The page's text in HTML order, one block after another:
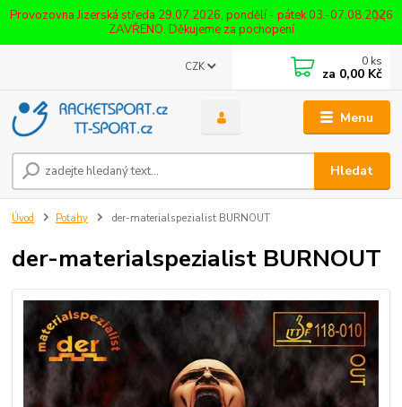
Provozovna Jizerská středa 29.07.2026, pondělí - pátek 03.-07.08.2026
ZAVŘENO. Děkujeme za pochopení
Menu
CZK
Hledat
0 ks
za 0,00 Kč
Úvod Potahy der-materialspezialist BURNOUT
der-materialspezialist BURNOUT